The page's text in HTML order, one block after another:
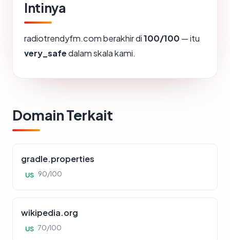
Intinya
radiotrendyfm.com berakhir di100/100 — itu
very_safedalam skala kami.
Domain Terkait
gradle.properties
US 90/100
wikipedia.org
US 70/100